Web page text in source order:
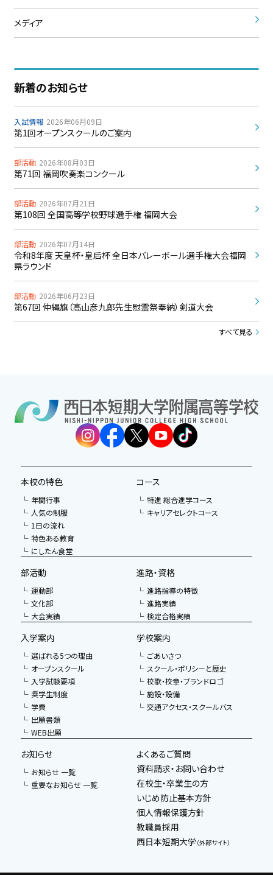
メディア
新着のお知らせ
入試情報 2026年06月09日
第1回オープンスクールのご案内
部活動 2026年08月03日
第71回 福岡吹奏楽コンクール
部活動 2026年07月21日
第108回 全国高等学校野球選手権 福岡大会
部活動 2026年07月14日
令和8年度 天皇杯・皇后杯 全日本バレーボール選手権大会福岡
県ラウンド
部活動 2026年06月23日
第67回 仲縄旗（高山彦九郎先生慰霊祭奉納）剣道大会
すべて見る
本校の特色
年間行事
人気の制服
1日の流れ
特色ある教育
にしたん食堂
コース
特進 総合進学コース
キャリアセレクトコース
部活動
運動部
文化部
大会実績
進路・資格
進路指導の特徴
進路実績
検定合格実績
入学案内
選ばれる5つの理由
オープンスクール
入学試験要項
奨学生制度
学費
出願書類
WEB出願
学校案内
ごあいさつ
スクール・ポリシーと歴史
校歌・校章・ブランドロゴ
施設・設備
交通アクセス・スクールバス
お知らせ
お知らせ 一覧
重要なお知らせ 一覧
よくあるご質問
資料請求・お問い合わせ
在校生・卒業生の方
いじめ防止基本方針
個人情報保護方針
教職員採用
西日本短期大学 （外部サイト）